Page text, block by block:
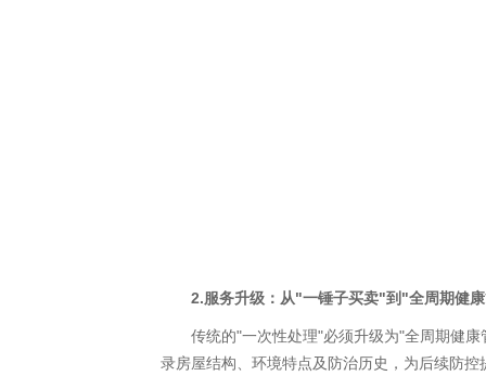
2.服务升级：从"一锤子买卖"到"全周期健
传统的"一次性处理"必须升级为"全周期健康
录房屋结构、环境特点及防治历史，为后续防控